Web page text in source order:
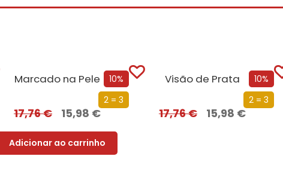
10%
2 = 3
Marcado na Pele
17,76€ 15,98 €
Adicionar ao carrinho
10%
2 = 3
Visão de Prata
17,76€ 15,98 €